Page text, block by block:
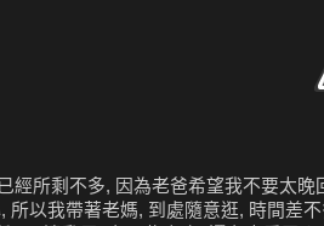
經所剩不多, 因為老爸希望我不要太
所以我帶著老媽, 到處隨意逛, 時間